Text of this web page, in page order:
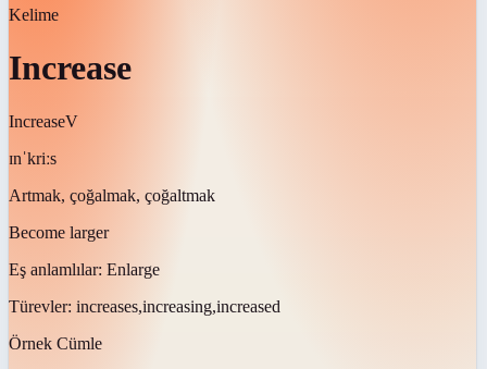
Kelime
Increase
IncreaseV
ɪnˈkriːs
Artmak, çoğalmak, çoğaltmak
Become larger
Eş anlamlılar: Enlarge
Türevler: increases,increasing,increased
Örnek Cümle